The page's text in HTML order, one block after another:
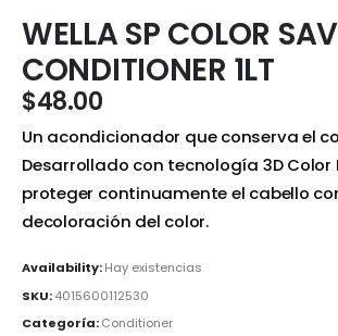
WELLA SP COLOR
CONDITIONER 1LT
$48.00
Un acondicionador que conserva el
Desarrollado con tecnología 3D
proteger continuamente el cabello
decoloración del color.
Availability:Hay existencias
SKU:4015600112530
Categoría:Conditioner